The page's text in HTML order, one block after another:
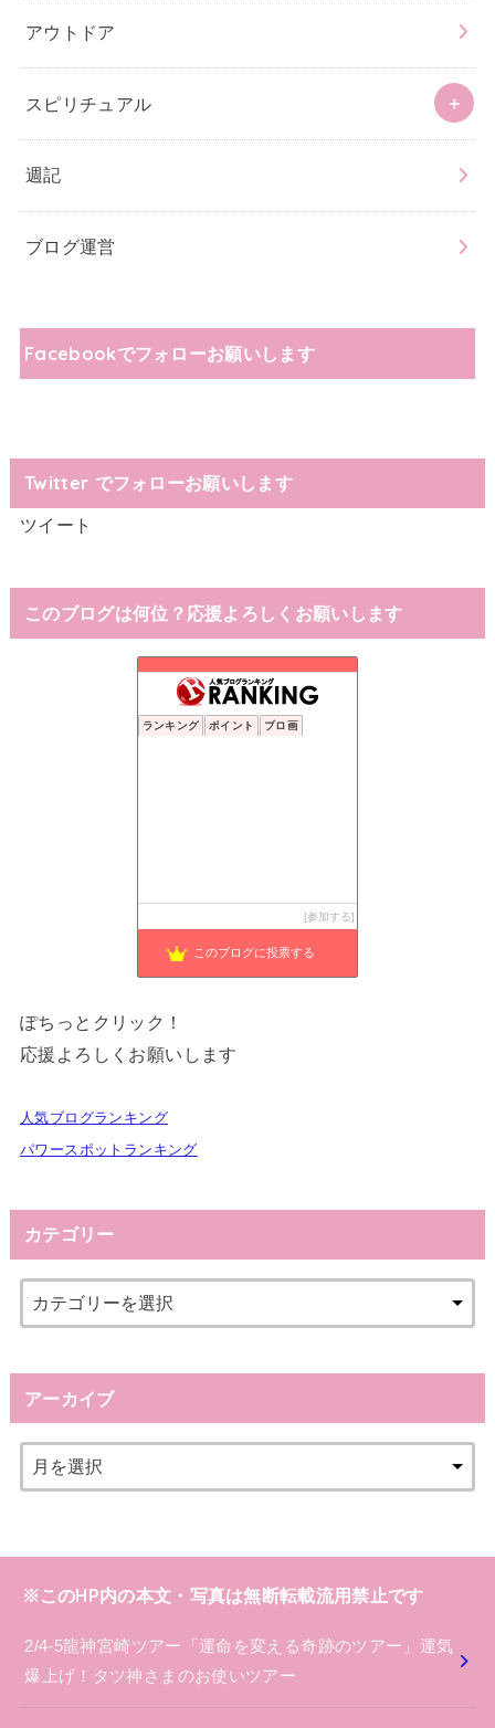
アウトドア
スピリチュアル
週記
ブログ運営
Facebookでフォローお願いします
Twitter でフォローお願いします
ツイート
このブログは何位？応援よろしくお願いします
ランキング ポイント ブロ画
参加する
このブログに投票する
ぽちっとクリック！
応援よろしくお願いします
人気ブログランキング
パワースポットランキング
カテゴリー
アーカイブ
※このHP内の本文・写真は無断転載流用禁止です
2/4-5龍神宮崎ツアー「運命を変える奇跡のツアー」運気
爆上げ！タツ神さまのお使いツアー